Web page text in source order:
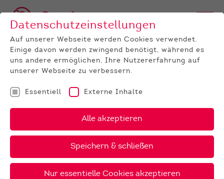
UNTERNEHMEN News
Ergebnisse Zuchtviehauktion
November 2024
Datenschutzeinstellungen
Auf unserer Webseite werden Cookies verwendet.
Einige davon werden zwingend benötigt, während es
uns andere ermöglichen, Ihre Nutzererfahrung auf
unserer Webseite zu verbessern.
Essentiell Externe Inhalte
Alle akzeptieren
Speichern & schließen
Nur essentielle Cookies akzeptieren